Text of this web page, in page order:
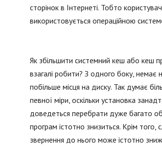
сторінок в Інтернеті. Тобто
використовується операційною
Як збільшити системний кеш або кеш
взагалі робити? З одного боку, немає
побільше місця на диску. Так думає
певної міри, оскільки установка
доведеться перебрати дуже багато
програм істотно знизиться. Крім
звернення до нього може істотно